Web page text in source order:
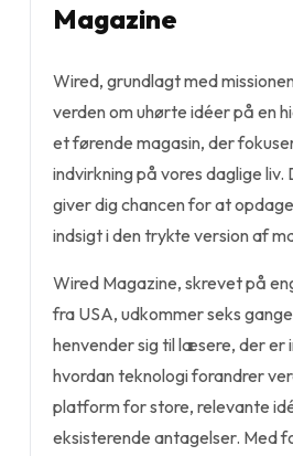
Magazine
Wired, grundlagt med
verden om uhørte idéer på en
et førende magasin, der
indvirkning på vores daglige
giver dig chancen for at
indsigt i den trykte version af
Wired Magazine, skrevet på
fra USA, udkommer seks
henvender sig til læsere, der er
hvordan teknologi forandrer
platform for store, relevante
eksisterende antagelser. Med